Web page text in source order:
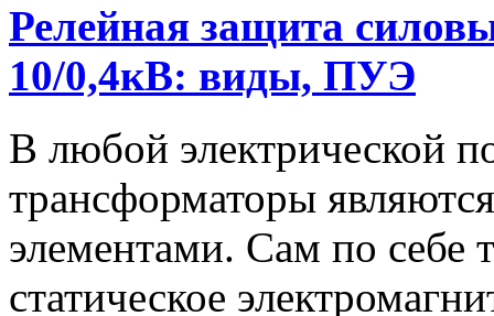
Релейная защита
10/0,4кВ: виды, ПУЭ
В любой электрической
трансформаторы
элементами. Сам по себе
статическое